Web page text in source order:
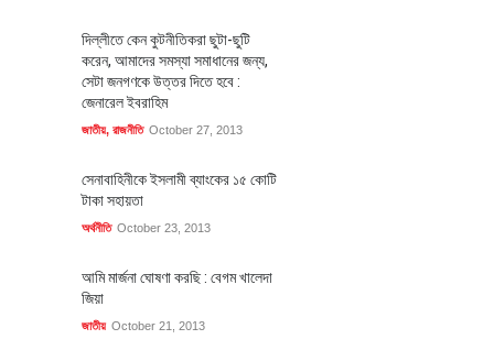
দিল্লীতে কেন কুটনীতিকরা ছুটা-ছুটি
করেন, আমাদের সমস্যা সমাধানের জন্য,
সেটা জনগণকে উত্তর দিতে হবে :
জেনারেল ইবরাহিম
জাতীয়, রাজনীতি October 27, 2013
সেনাবাহিনীকে ইসলামী ব্যাংকের ১৫ কোটি
টাকা সহায়তা
অর্থনীতি October 23, 2013
আমি মার্জনা ঘোষণা করছি : বেগম খালেদা
জিয়া
জাতীয় October 21, 2013